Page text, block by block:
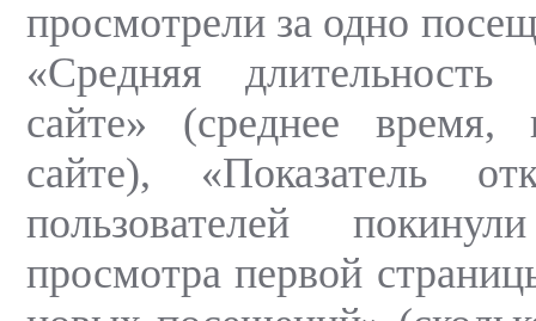
просмотрели за одно
«Средняя
сайте» (среднее время,
сайте), «Показатель
пользователей
просмотра первой